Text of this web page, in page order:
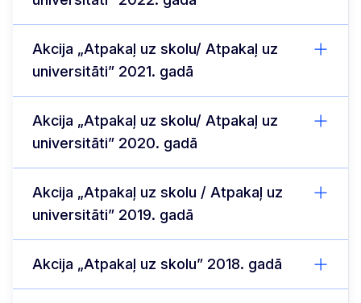
Akcija „Atpakaļ uz skolu/ Atpakaļ uz
universitāti” 2021. gadā
Akcija „Atpakaļ uz skolu/ Atpakaļ uz
universitāti” 2020. gadā
Akcija „Atpakaļ uz skolu / Atpakaļ uz
universitāti” 2019. gadā
Akcija „Atpakaļ uz skolu” 2018. gadā